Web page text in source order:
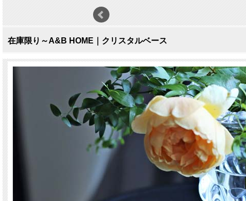
在庫限り～A&B HOME｜クリスタルベース